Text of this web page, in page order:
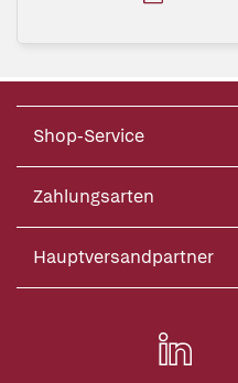
Shop-Service
Zahlungsarten
Hauptversandpartner